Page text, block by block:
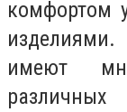
комфортом
имеют